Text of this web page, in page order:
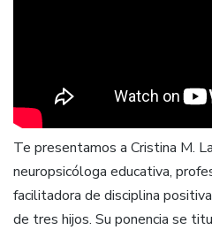
Te presentamos a Cristina M.
neuropsicóloga educativa,
facilitadora de disciplina
de tres hijos. Su ponencia se